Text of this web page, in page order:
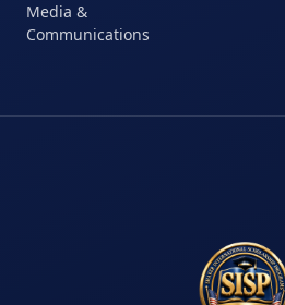
Media &
Communications